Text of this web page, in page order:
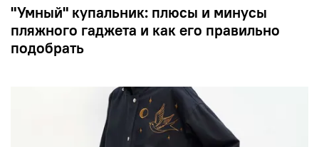
"Умный" купальник: плюсы и минусы
пляжного гаджета и как его правильно
подобрать